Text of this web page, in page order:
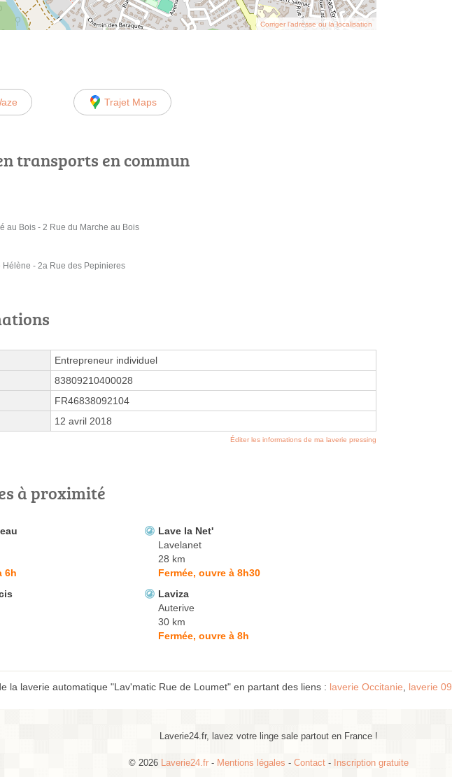
Corriger l’adresse ou la localisation
Trajet Maps
transports en commun
au Bois - 2 Rue du Marche au Bois
Hélène - 2a Rue des Pepinieres
Entrepreneur individuel
83809210400028
FR46838092104
12 avril 2018
Éditer les informations de ma laverie pressing
à proximité
6h
Lave la Net'
Lavelanet
28 km
Fermée, ouvre à 8h30
Laviza
Auterive
30 km
Fermée, ouvre à 8h
la laverie automatique "Lav'matic Rue de Loumet" en partant des liens : laverie Occitanie, laverie 09
Laverie24.fr, lavez votre linge sale partout en France !
© 2026 Laverie24.fr - Mentions légales - Contact - Inscription gratuite